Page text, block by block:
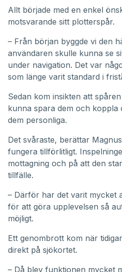
Allt började med en enkel
motsvarande sitt plotterspår.
– Från början byggde vi den
användaren skulle kunna se
under navigation. Det var
som länge varit standard i
Sedan kom insikten att
kunna spara dem och koppla
dem personliga.
Det svåraste, berättar
fungera tillförlitligt.
mottagning och på att den
tillfälle.
– Därför har det varit mycket
för att göra upplevelsen så
möjligt.
Ett genombrott kom när
direkt på sjökortet.
– Då blev funktionen mycket